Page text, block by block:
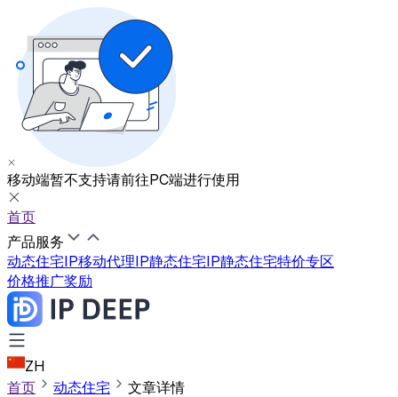
移动端暂不支持请前往PC端进行使用
首页
产品服务
动态住宅IP移动代理IP静态住宅IP静态住宅特价专区
价格推广奖励
ZH
首页
动态住宅 文章详情